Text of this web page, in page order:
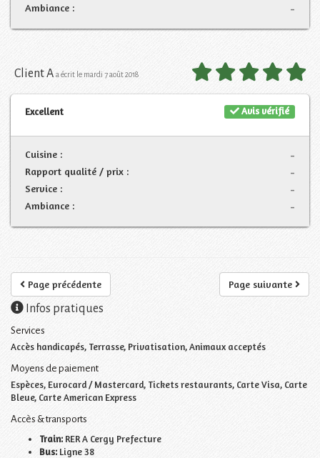
-
Ambiance :
Client A a écrit le mardi 7 août 2018
Avis vérifié
Excellent
-
Cuisine :
-
Rapport qualité / prix :
-
Service :
-
Ambiance :
Page suivante
Page précédente
Infos pratiques
Services
Accès handicapés, Terrasse, Privatisation, Animaux acceptés
Moyens de paiement
Espèces, Eurocard / Mastercard, Tickets restaurants, Carte Visa, Carte
Bleue, Carte American Express
Accès & transports
Train: RER A Cergy Prefecture
Bus: Ligne 38